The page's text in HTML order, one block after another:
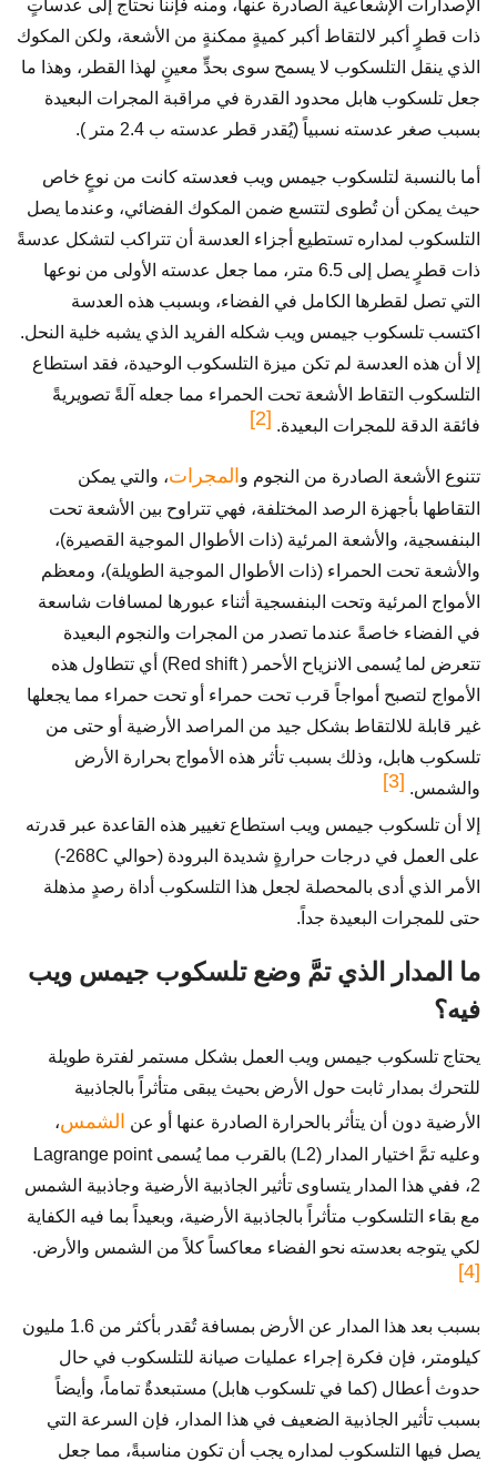
الإصدارات الإشعاعية الصادرة عنها، ومنه فإننا نحتاج إلى عدساتٍ
ذات قطرٍ أكبر لالتقاط أكبر كميةٍ ممكنةٍ من الأشعة، ولكن المكوك
الذي ينقل التلسكوب لا يسمح سوى بحدٍّ معينٍ لهذا القطر، وهذا ما
جعل تلسكوب هابل محدود القدرة في مراقبة المجرات البعيدة
بسبب صغر عدسته نسبياً (يُقدر قطر عدسته ب 2.4 متر ).
أما بالنسبة لتلسكوب جيمس ويب فعدسته كانت من نوعٍ خاص
حيث يمكن أن تُطوى لتتسع ضمن المكوك الفضائي، وعندما يصل
التلسكوب لمداره تستطيع أجزاء العدسة أن تتراكب لتشكل عدسةً
ذات قطرٍ يصل إلى 6.5 متر، مما جعل عدسته الأولى من نوعها
التي تصل لقطرها الكامل في الفضاء، وبسبب هذه العدسة
اكتسب تلسكوب جيمس ويب شكله الفريد الذي يشبه خلية النحل.
إلا أن هذه العدسة لم تكن ميزة التلسكوب الوحيدة، فقد استطاع
التلسكوب التقاط الأشعة تحت الحمراء مما جعله آلةً تصويريةً
فائقة الدقة للمجرات البعيدة. [2]
تتنوع الأشعة الصادرة من النجوم و المجرات، والتي يمكن
التقاطها بأجهزة الرصد المختلفة، فهي تتراوح بين الأشعة تحت
البنفسجية، والأشعة المرئية (ذات الأطوال الموجية القصيرة)،
والأشعة تحت الحمراء (ذات الأطوال الموجية الطويلة)، ومعظم
الأمواج المرئية وتحت البنفسجية أثناء عبورها لمسافات شاسعة
في الفضاء خاصةً عندما تصدر من المجرات والنجوم البعيدة
تتعرض لما يُسمى الانزياح الأحمر ( Red shift) أي تتطاول هذه
الأمواج لتصبح أمواجاً قرب تحت حمراء أو تحت حمراء مما يجعلها
غير قابلة للالتقاط بشكل جيد من المراصد الأرضية أو حتى من
تلسكوب هابل، وذلك بسبب تأثر هذه الأمواج بحرارة الأرض
والشمس. [3]
إلا أن تلسكوب جيمس ويب استطاع تغيير هذه القاعدة عبر قدرته
على العمل في درجات حرارةٍ شديدة البرودة (حوالي 268C-)
الأمر الذي أدى بالمحصلة لجعل هذا التلسكوب أداة رصدٍ مذهلة
حتى للمجرات البعيدة جداً.
ما المدار الذي تمَّ وضع تلسكوب جيمس ويب
فيه؟
يحتاج تلسكوب جيمس ويب العمل بشكل مستمر لفترة طويلة
للتحرك بمدار ثابت حول الأرض بحيث يبقى متأثراً بالجاذبية
الأرضية دون أن يتأثر بالحرارة الصادرة عنها أو عن الشمس،
وعليه تمَّ اختيار المدار (L2) بالقرب مما يُسمى Lagrange point
2، ففي هذا المدار يتساوى تأثير الجاذبية الأرضية وجاذبية الشمس
مع بقاء التلسكوب متأثراً بالجاذبية الأرضية، وبعيداً بما فيه الكفاية
لكي يتوجه بعدسته نحو الفضاء معاكساً كلاً من الشمس والأرض.
[4]
بسبب بعد هذا المدار عن الأرض بمسافة تُقدر بأكثر من 1.6 مليون
كيلومتر، فإن فكرة إجراء عمليات صيانة للتلسكوب في حال
حدوث أعطال (كما في تلسكوب هابل) مستبعدةٌ تماماً، وأيضاً
بسبب تأثير الجاذبية الضعيف في هذا المدار، فإن السرعة التي
يصل فيها التلسكوب لمداره يجب أن تكون مناسبةً، مما جعل